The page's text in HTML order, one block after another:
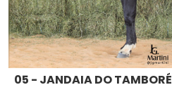
05 - JANDAIA DO TAMBORÉ